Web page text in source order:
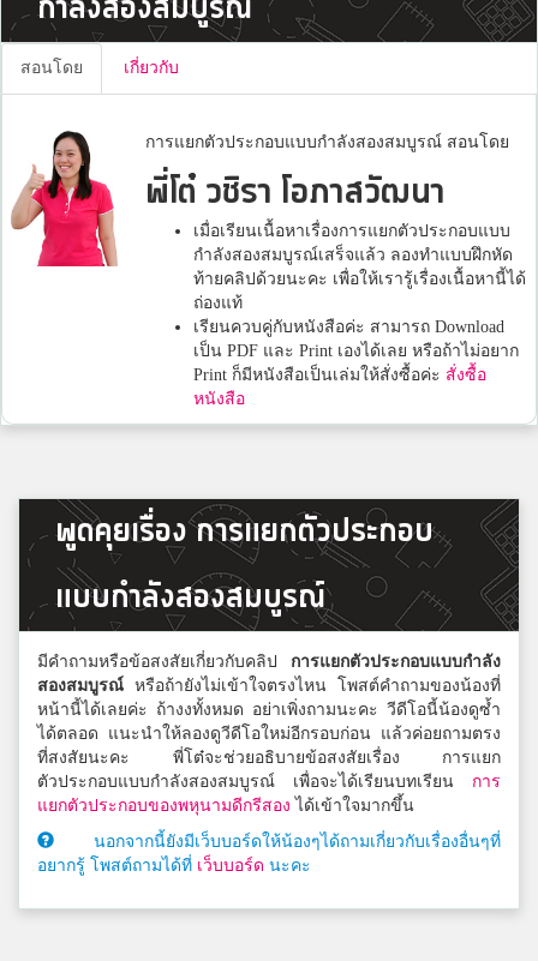
สอนโดย เกี่ยวกับ
การแยกตัวประกอบแบบกำลังสองสมบูรณ์ สอนโดย
พี่โต๋ วชิรา โอภาสวัฒนา
เมื่อเรียนเนื้อหาเรื่องการแยกตัวประกอบแบบ
กำลังสองสมบูรณ์เสร็จแล้ว ลองทำแบบฝึกหัด
ท้ายคลิปด้วยนะคะ เพื่อให้เรารู้เรื่องเนื้อหานี้ได้
ถ่องแท้
เรียนควบคู่กับหนังสือค่ะ สามารถ Download
เป็น PDF และ Print เองได้เลย หรือถ้าไม่อยาก
Print ก็มีหนังสือเป็นเล่มให้สั่งซื้อค่ะ สั่งซื้อ
หนังสือ
พูดคุยเรื่อง การแยกตัวประกอบ
แบบกำลังสองสมบูรณ์
มีคำถามหรือข้อสงสัยเกี่ยวกับคลิป การแยกตัวประกอบแบบกำลัง
สองสมบูรณ์ หรือถ้ายังไม่เข้าใจตรงไหน โพสต์คำถามของน้องที่
หน้านี้ได้เลยค่ะ ถ้างงทั้งหมด อย่าเพิ่งถามนะคะ วีดีโอนี้น้องดูซ้ำ
ได้ตลอด แนะนำให้ลองดูวีดีโอใหม่อีกรอบก่อน แล้วค่อยถามตรง
ที่สงสัยนะคะ พี่โต๋จะช่วยอธิบายข้อสงสัยเรื่อง การแยก
ตัวประกอบแบบกำลังสองสมบูรณ์ เพื่อจะได้เรียนบทเรียน การ
แยกตัวประกอบของพหุนามดีกรีสอง ได้เข้าใจมากขึ้น
นอกจากนี้ยังมีเว็บบอร์ดให้น้องๆได้ถามเกี่ยวกับเรื่องอื่นๆที่
อยากรู้ โพสต์ถามได้ที่ เว็บบอร์ด นะคะ